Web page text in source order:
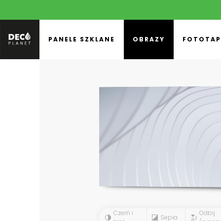
PANELE SZKLANE OBRAZY
Czerń i
Sepia
Odbij